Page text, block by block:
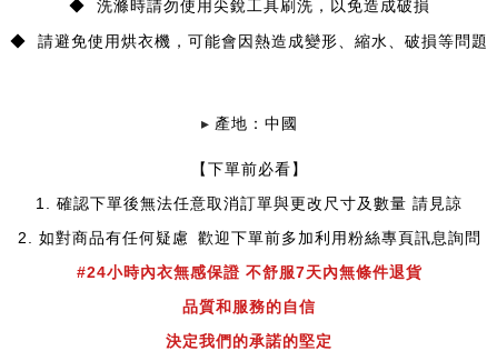
◆ 洗滌時請勿使用尖銳工具刷洗，以免造成破損
◆ 請避免使用烘衣機，可能會因熱造成變形、縮水、破損等問題
▸ 產地：中國
【下單前必看】
1. 確認下單後無法任意取消訂單與更改尺寸及數量 請見諒
2. 如對商品有任何疑慮 歡迎下單前多加利用粉絲專頁訊息詢問
#24小時內衣無感保證 不舒服7天內無條件退貨
品質和服務的自信
決定我們的承諾的堅定